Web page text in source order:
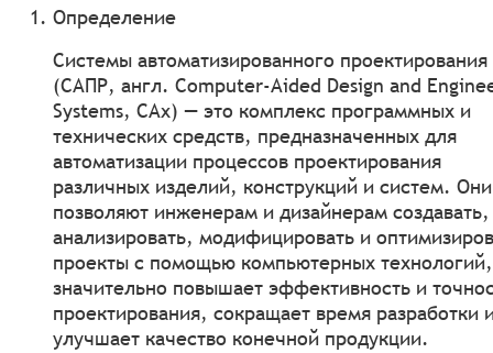
Определение
Системы автоматизированного проектирования
(САПР, англ. Computer-Aided Design and
Systems, CAx) — это комплекс программных и
технических средств, предназначенных для
автоматизации процессов проектирования
различных изделий, конструкций и систем. Они
позволяют инженерам и дизайнерам создавать,
анализировать, модифицировать и
проекты с помощью компьютерных
значительно повышает эффективность и
проектирования, сокращает время разработки
улучшает качество конечной продукции.